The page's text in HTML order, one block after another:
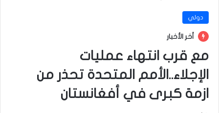
دولي
أخر الأخبار
مع قرب انتهاء عمليات
الإجلاء..الأمم المتحدة تحذر من
ازمة كبرى في أفغانستان